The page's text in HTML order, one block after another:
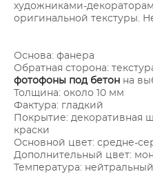
художниками-
оригинальной текстуры.
Основа: фанера
Обратная сторона:
фотофоны под бетон на
Толщина: около 10 мм
Фактура: гладкий
Покрытие: декоративная
краски
Основной цвет: средне-
Дополнительный цвет:
Температура: нейтральный